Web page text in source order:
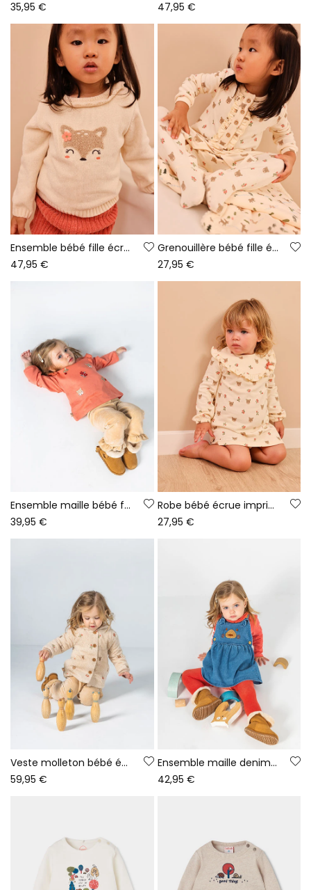
35,95 € 47,95 €
Ensemble bébé fille écru brodé cerf
47,95 €
Grenouillère bébé fille écrue imprimé oursons
27,95 €
Ensemble maille bébé fille rose brodé cerfs
39,95 €
Robe bébé écrue imprimé cerfs et fleurs
27,95 €
Veste molleton bébé écru broderie fleurs
59,95 €
Ensemble maille denim bébé fille rouge broderie ours
42,95 €